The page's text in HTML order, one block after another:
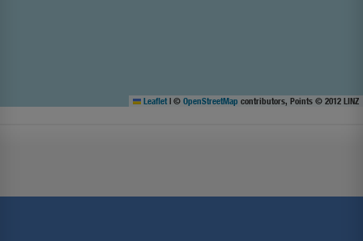
Leaflet | © OpenStreetMap contributors, Points © 2012 LINZ